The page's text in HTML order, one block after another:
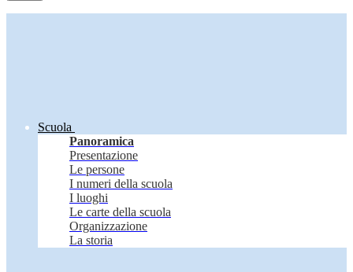
Scuola
Panoramica
Presentazione
Le persone
I numeri della scuola
I luoghi
Le carte della scuola
Organizzazione
La storia